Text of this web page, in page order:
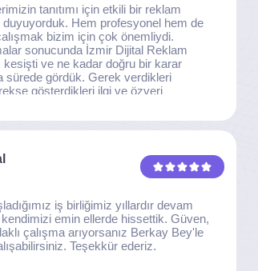
tanıtımı için etkili bir reklam
duyuyorduk. Hem profesyonel hem de
bizim için çok önemliydi.
sonucunda İzmir Dijital Reklam
kesişti ve ne kadar doğru bir karar
sürede gördük. Gerek verdikleri
gösterdikleri ilgi ve özveri
vermeyen, her detaya özen gösteren
ekibine gönülden teşekkür
iş birliğimiz yıllardır devam
emin ellerde hissettik. Güven,
çalışma arıyorsanız Berkay Bey'le
Teşekkür ederiz.